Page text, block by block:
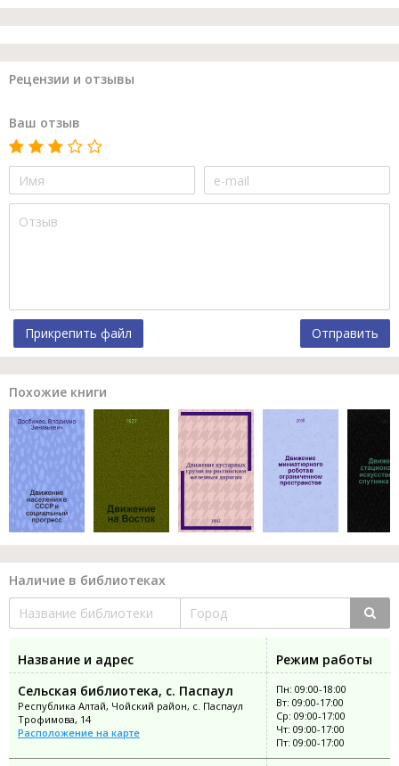
Рецензии и отзывы
Ваш отзыв
Прикрепить файл Отправить
Похожие книги
Наличие в библиотеках
Название и адрес
Режим работы
Сельская библиотека, с. Паспаул
Республика Алтай, Чойский район, с. Паспаул
Трофимова, 14
Расположение на карте
Пн: 09:00-18:00
Вт: 09:00-17:00
Ср: 09:00-17:00
Чт: 09:00-17:00
Пт: 09:00-17:00